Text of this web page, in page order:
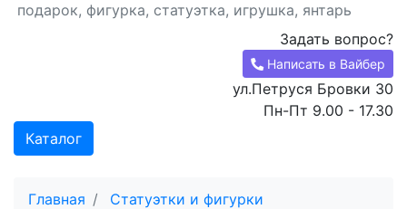
подарок, фигурка, статуэтка, игрушка, янтарь
Задать вопрос?
Написать в Вайбер
ул.Петруся Бровки 30
Пн-Пт 9.00 - 17.30
Каталог
Главная
Статуэтки и фигурки